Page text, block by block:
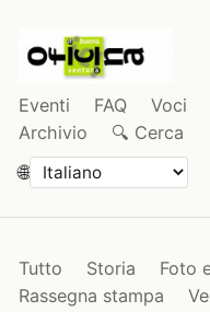
Eventi FAQ Voci
Archivio
🔍 Cerca
🌐
Tutto Storia Foto
Rassegna stampa